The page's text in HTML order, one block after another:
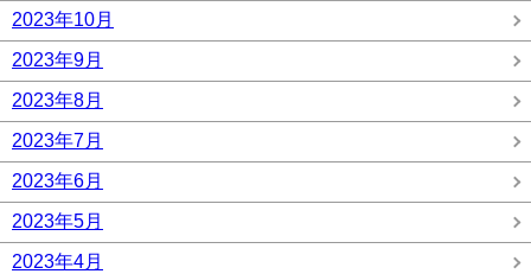
2023年10月
2023年9月
2023年8月
2023年7月
2023年6月
2023年5月
2023年4月